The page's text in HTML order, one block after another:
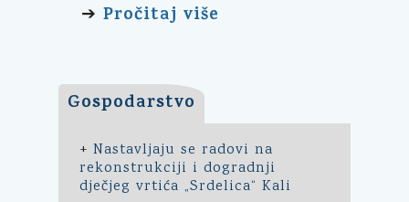
➔ Pročitaj više
Gospodarstvo
+ Nastavljaju se radovi na
rekonstrukciji i dogradnji
dječjeg vrtića „Srdelica“ Kali